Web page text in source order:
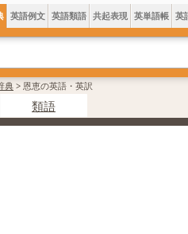
英語例文 英語類語 共起表現 英単語帳 英
典 > 恩恵の英語・英訳
類語